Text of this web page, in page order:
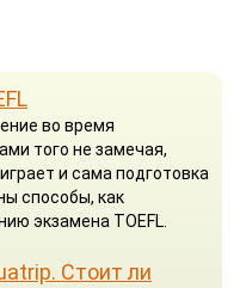
во время
того не замечая,
и сама подготовка
способы, как
экзамена TOEFL.
Стоит ли